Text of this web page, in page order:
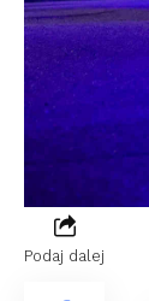
Podaj dalej